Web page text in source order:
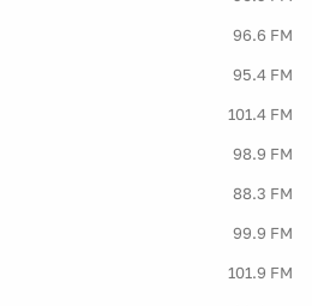
96.6 FM
95.4 FM
101.4 FM
98.9 FM
88.3 FM
99.9 FM
101.9 FM